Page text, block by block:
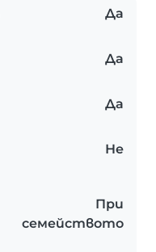
Да
Да
Да
Не
При
семейството